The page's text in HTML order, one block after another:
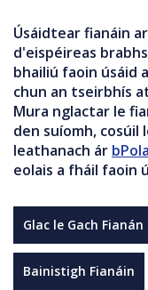
Úsáidtear fianáin
d'eispéireas
bhailiú faoin úsáid
chun an tseirbhís
Mura nglactar le
den suíomh, cosúil
leathanach ár
eolais a fháil faoin
Glac le Gach Fianán
Bainistigh Fianáin